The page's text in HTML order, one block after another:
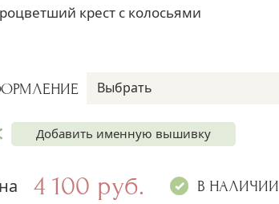
крест с колосьями
Выбрать
Добавить именную вышивку
Имя на полотенце +300 руб.
4 100 руб. В НАЛИЧИИ